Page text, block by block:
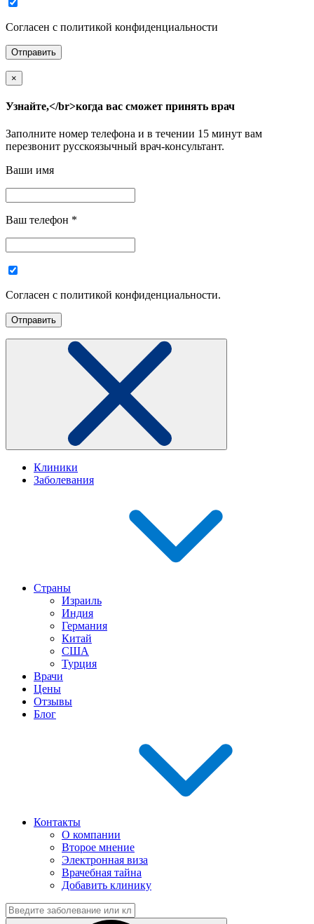
Согласен с политикой конфиденциальности
×
Узнайте,</br>когда вас сможет принять врач
Заполните номер телефона и в течении 15 минут вам
перезвонит русскоязычный врач-консультант.
Ваши имя
Ваш телефон *
Согласен с политикой конфиденциальности.
Клиники
Заболевания
Страны
Израиль
Индия
Германия
Китай
США
Турция
Врачи
Цены
Отзывы
Блог
Контакты
О компании
Второе мнение
Электронная виза
Врачебная тайна
Добавить клинику